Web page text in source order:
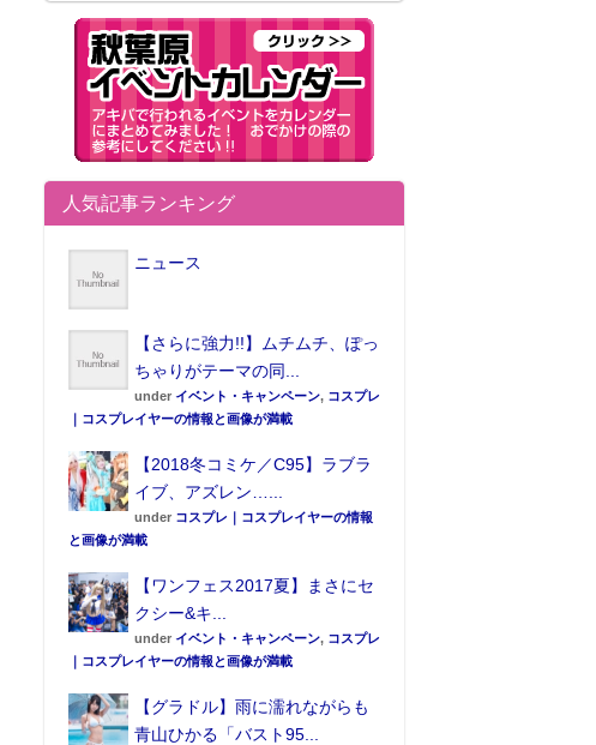
人気記事ランキング
ニュース
【さらに強力!!】ムチムチ、ぽっ
ちゃりがテーマの同...
under イベント・キャンペーン, コスプレ
｜コスプレイヤーの情報と画像が満載
【2018冬コミケ／C95】ラブラ
イブ、アズレン…...
under コスプレ｜コスプレイヤーの情報
と画像が満載
【ワンフェス2017夏】まさにセ
クシー&キ...
under イベント・キャンペーン, コスプレ
｜コスプレイヤーの情報と画像が満載
【グラドル】雨に濡れながらも
青山ひかる「バスト95...